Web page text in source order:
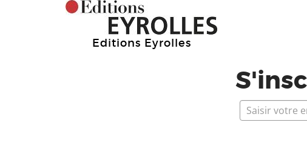
Editions Eyrolles